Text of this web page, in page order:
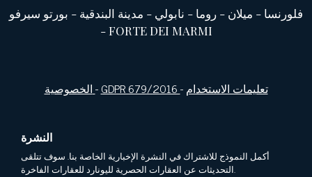
فلورنسا - ميلان - روما - نابولي - مدينة البندقية - بورتو سيرفو
-FORTE DEI MARMI
-GDPR 679/2016-تعليمات الاستخدام
النشرة
أكمل النموذج للاشتراك في النشرة الإخبارية الخاصة بنا. سوف تتلقى
التحديثات عن العقارات الحصرية لليونارد للعقارات الفاخرة.